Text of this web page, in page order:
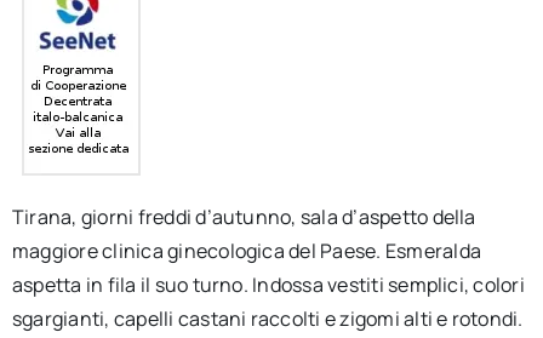
Tirana, giorni freddi d’autunno, sala d’aspetto della
maggiore clinica ginecologica del Paese. Esmeralda
aspetta in fila il suo turno. Indossa vestiti semplici, colori
sgargianti, capelli castani raccolti e zigomi alti e rotondi.